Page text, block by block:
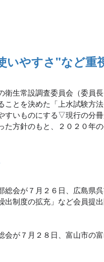
いやすさ"など重
衛生常設調査委員会（委員
ことを決めた「上水試験方
いものにする▽現行の分
方針のもと、２０２０年の
会が７月２６日、広島県
出制度の拡充」など会員提
が７月２８日、富山市の